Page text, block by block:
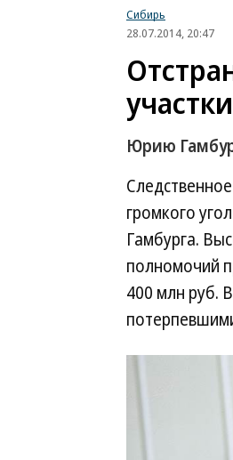
Сибирь
28.07.2014, 20:47
участки
Юрию
громкого
Гамбурга.
полномочий
400 млн руб.